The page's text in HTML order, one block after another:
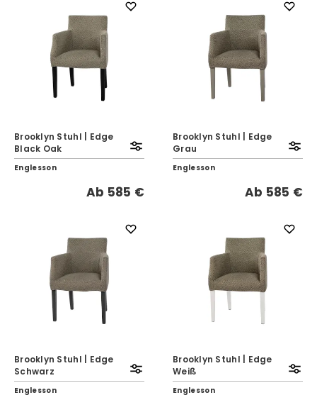
Brooklyn Stuhl | Edge
Black Oak
Englesson
Ab 585 €
Brooklyn Stuhl | Edge
Grau
Englesson
Ab 585 €
Brooklyn Stuhl | Edge
Schwarz
Englesson
Brooklyn Stuhl | Edge
Weiß
Englesson